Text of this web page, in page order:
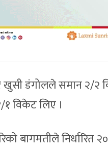
र खुसी डंगोलले समान २/
१ विकेट लिए ।
बागमतीले निर्धारित